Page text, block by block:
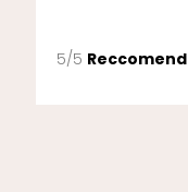
5/5 Reccomend